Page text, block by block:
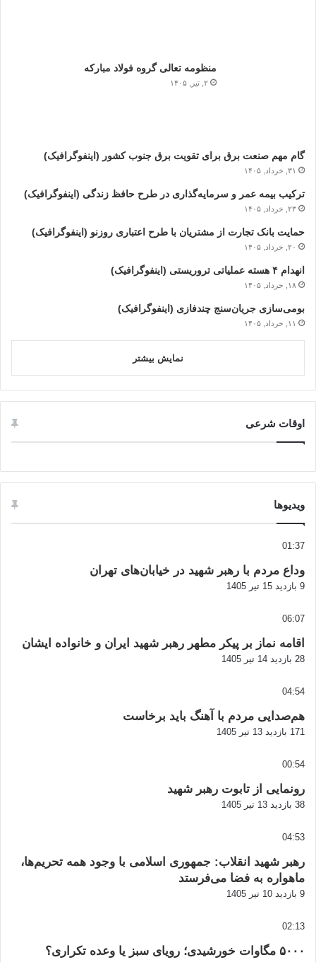
منظومه تعالی گروه فولاد مبارکه
۲, تیر, ۱۴۰۵
گام مهم صنعت برق برای تقویت برق جنوب کشور (اینفوگرافیک)
۳۱, خرداد, ۱۴۰۵
ترکیب بیمه عمر و سرمایه‌گذاری در طرح حافظ زندگی (اینفوگرافیک)
۲۳, خرداد, ۱۴۰۵
حمایت بانک تجارت از مشتریان با طرح اعتباری روزنو (اینفوگرافیک)
۲۰, خرداد, ۱۴۰۵
انهدام ۴ هسته عملیاتی تروریستی (اینفوگرافیک)
۱۸, خرداد, ۱۴۰۵
بومی‌سازی جریان‌سنج چندفازی (اینفوگرافیک)
۱۱, خرداد, ۱۴۰۵
نمایش بیشتر
اوقات شرعی
ویدیوها
01:37
وداع مردم با رهبر شهید در خیابان‌های تهران
9 بازدید 15 تیر 1405
06:07
اقامه نماز بر پیکر مطهر رهبر شهید ایران و خانواده ایشان
28 بازدید 14 تیر 1405
04:54
هم‌صدایی مردم با آهنگ باید برخاست
171 بازدید 13 تیر 1405
00:54
رونمایی از تابوت رهبر شهید
38 بازدید 13 تیر 1405
04:53
رهبر شهید انقلاب: جمهوری اسلامی با وجود همه تحریم‌ها،
ماهواره به فضا می‌فرستد
9 بازدید 10 تیر 1405
02:13
۵۰۰۰ مگاوات خورشیدی؛ رویای سبز یا وعده تکراری؟